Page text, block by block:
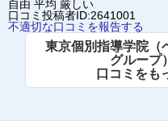
自由 平均 厳しい
口コミ投稿者ID:2641001
不適切な口コミを報告する
東京個別指導学院（
グループ
口コミをも